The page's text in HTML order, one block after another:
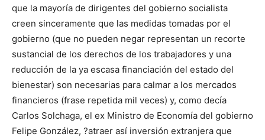
que la mayoría de dirigentes del gobierno socialista
creen sinceramente que las medidas tomadas por el
gobierno (que no pueden negar representan un recorte
sustancial de los derechos de los trabajadores y una
reducción de la ya escasa financiación del estado del
bienestar) son necesarias para calmar a los mercados
financieros (frase repetida mil veces) y, como decía
Carlos Solchaga, el ex Ministro de Economía del gobierno
Felipe González, ?atraer así inversión extranjera que